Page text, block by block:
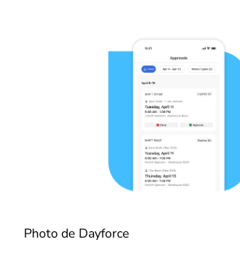
Photo de Dayforce